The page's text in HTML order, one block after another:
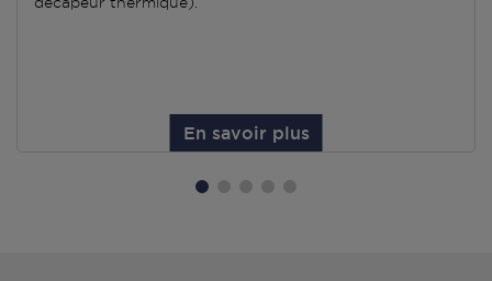
En savoir plus